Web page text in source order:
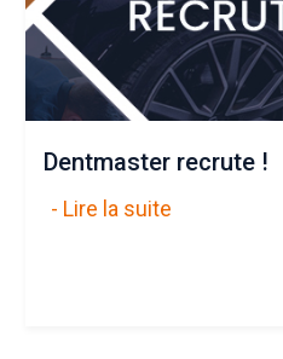
Dentmaster recrute !
- Lire la suite